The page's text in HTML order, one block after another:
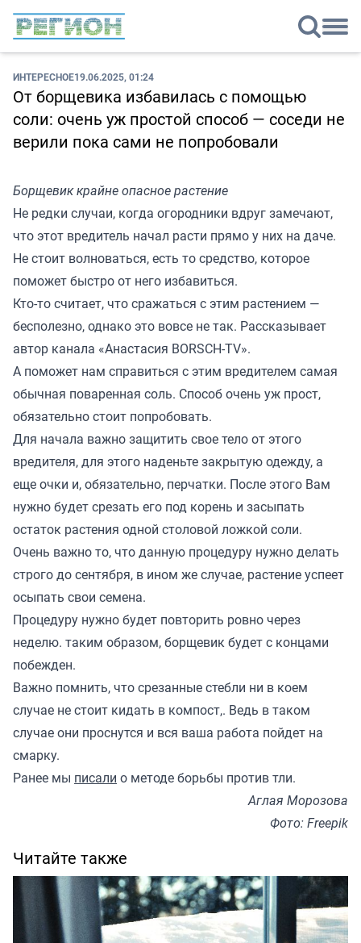
ИНТЕРЕСНОЕ19.06.2025, 01:24
От борщевика избавилась с помощью
соли: очень уж простой способ — соседи не
верили пока сами не попробовали
Борщевик крайне опасное растение
Не редки случаи, когда огородники вдруг замечают,
что этот вредитель начал расти прямо у них на даче.
Не стоит волноваться, есть то средство, которое
поможет быстро от него избавиться.
Кто-то считает, что сражаться с этим растением —
бесполезно, однако это вовсе не так. Рассказывает
автор канала «Анастасия BORSCH-TV».
А поможет нам справиться с этим вредителем самая
обычная поваренная соль. Способ очень уж прост,
обязательно стоит попробовать.
Для начала важно защитить свое тело от этого
вредителя, для этого наденьте закрытую одежду, а
еще очки и, обязательно, перчатки. После этого Вам
нужно будет срезать его под корень и засыпать
остаток растения одной столовой ложкой соли.
Очень важно то, что данную процедуру нужно делать
строго до сентября, в ином же случае, растение успеет
осыпать свои семена.
Процедуру нужно будет повторить ровно через
неделю. таким образом, борщевик будет с концами
побежден.
Важно помнить, что срезанные стебли ни в коем
случае не стоит кидать в компост,. Ведь в таком
случае они проснутся и вся ваша работа пойдет на
смарку.
Ранее мы писали о методе борьбы против тли.
Аглая Морозова
Фото: Freepik
Читайте также